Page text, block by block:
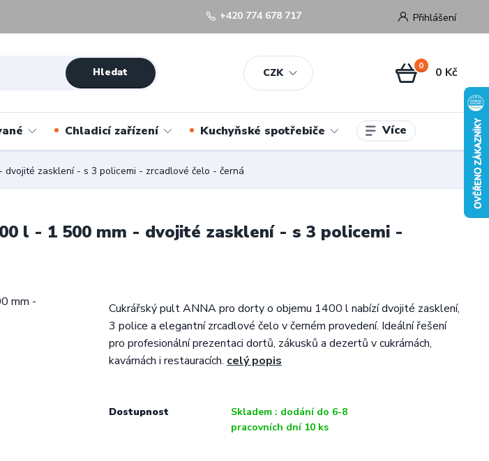
CZK
Přihlášení
Hledat
+420 774 678 717
0 0 Kč
Chladicí zařízení Kuchyňské spotřebiče Více
zasklení - s 3 policemi - zrcadlové čelo - černá
l - 1 500 mm - dvojité zasklení - s 3 policemi -
Cukrářský pult ANNA pro dorty o objemu 1400 l nabízí dvojité zasklení,
3 police a elegantní zrcadlové čelo v černém provedení. Ideální řešení
pro profesionální prezentaci dortů, zákusků a dezertů v cukrárnách,
kavárnách i restauracích. celý popis
Dostupnost
Skladem : dodání do 6-8
pracovních dní 10 ks